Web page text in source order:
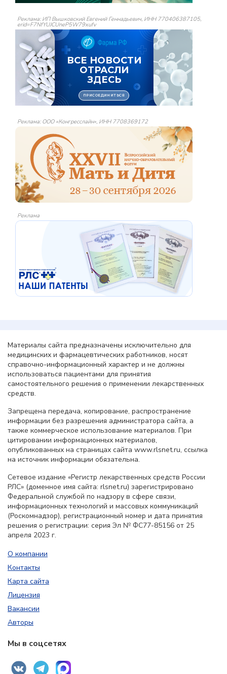
Реклама: ИП Вышковский Евгений Геннадьевич, ИНН 770406387105,
erid=F7NfYUJCUneP5W79xufv
Реклама: ООО «Конгресслайн», ИНН 7708369172
Реклама
Материалы сайта предназначены исключительно для
медицинских и фармацевтических работников, носят
справочно-информационный характер и не должны
использоваться пациентами для принятия
самостоятельного решения о применении лекарственных
средств.
Запрещена передача, копирование, распространение
информации без разрешения администратора сайта, а
также коммерческое использование материалов. При
цитировании информационных материалов,
опубликованных на страницах сайта www.rlsnet.ru, ссылка
на источник информации обязательна.
Сетевое издание «Регистр лекарственных средств России
РЛС» (доменное имя сайта: rlsnet.ru) зарегистрировано
Федеральной службой по надзору в сфере связи,
информационных технологий и массовых коммуникаций
(Роскомнадзор), регистрационный номер и дата принятия
решения о регистрации: серия Эл № ФС77-85156 от 25
апреля 2023 г.
О компании
Контакты
Карта сайта
Лицензия
Вакансии
Авторы
Мы в соцсетях